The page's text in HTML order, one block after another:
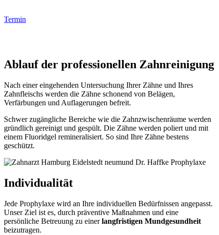
Termin
Ablauf der professionellen Zahnreinigung
Nach einer eingehenden Untersuchung Ihrer Zähne und Ihres
Zahnfleischs werden die Zähne schonend von Belägen,
Verfärbungen und Auflagerungen befreit.
Schwer zugängliche Bereiche wie die Zahnzwischenräume werden
gründlich gereinigt und gespült. Die Zähne werden poliert und mit
einem Fluoridgel remineralisiert. So sind Ihre Zähne bestens
geschützt.
Individualität
Jede Prophylaxe wird an Ihre individuellen Bedürfnissen angepasst.
Unser Ziel ist es, durch präventive Maßnahmen und eine
persönliche Betreuung zu einerlangfristigen Mundgesundheit
beizutragen.